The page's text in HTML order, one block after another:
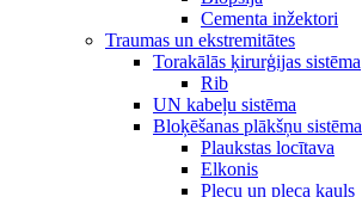
Cementa inžektori
Traumas un ekstremitātes
Torakālās ķirurģijas sistēma
Rib
UN kabeļu sistēma
Bloķēšanas plākšņu sistēma
Plaukstas locītava
Elkonis
Plecu un pleca kauls